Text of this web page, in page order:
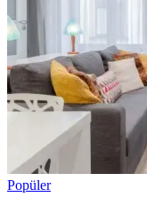
Popüler